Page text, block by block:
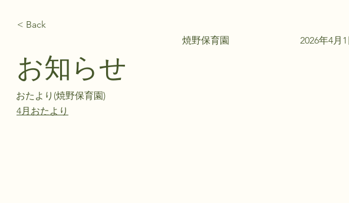
< Back
焼野保育園
2026年4月
お知らせ
おたより(焼野保育園)
4月おたより